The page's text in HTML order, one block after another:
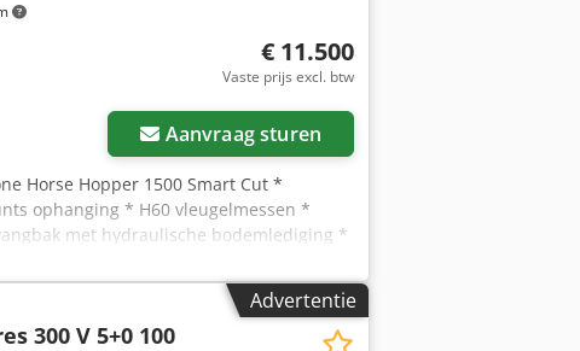
€ 11.500
Vaste prijs excl. btw
Aanvraag sturen
Horse Hopper 1500 Smart Cut *
ophanging * H60 vleugelmessen *
met hydraulische bodemlediging *
8427 WhatsApp-support
kunt u ons gemakkelijk via WhatsApp
& tussentijdse verkoop voorbehouden.
Advertentie
300 V 5+0 100